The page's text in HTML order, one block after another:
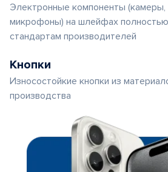
Электронные компоненты
микрофоны) на шлейфах
стандартам производителей
Кнопки
Износостойкие кнопки из
производства